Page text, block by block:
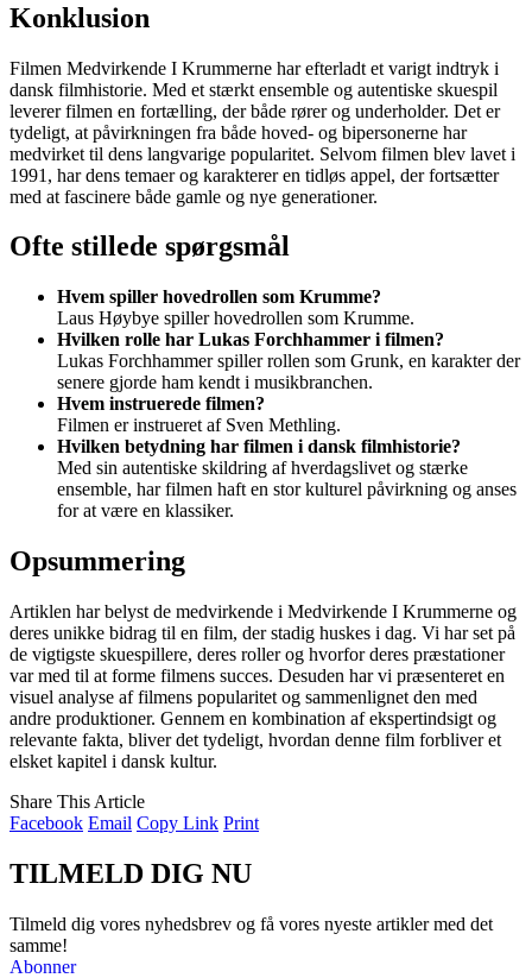
Konklusion
Filmen Medvirkende I Krummerne har efterladt et varigt indtryk i
dansk filmhistorie. Med et stærkt ensemble og autentiske skuespil
leverer filmen en fortælling, der både rører og underholder. Det er
tydeligt, at påvirkningen fra både hoved- og bipersonerne har
medvirket til dens langvarige popularitet. Selvom filmen blev lavet i
1991, har dens temaer og karakterer en tidløs appel, der fortsætter
med at fascinere både gamle og nye generationer.
Ofte stillede spørgsmål
Hvem spiller hovedrollen som Krumme?
Laus Høybye spiller hovedrollen som Krumme.
Hvilken rolle har Lukas Forchhammer i filmen?
Lukas Forchhammer spiller rollen som Grunk, en karakter der
senere gjorde ham kendt i musikbranchen.
Hvem instruerede filmen?
Filmen er instrueret af Sven Methling.
Hvilken betydning har filmen i dansk filmhistorie?
Med sin autentiske skildring af hverdagslivet og stærke
ensemble, har filmen haft en stor kulturel påvirkning og anses
for at være en klassiker.
Opsummering
Artiklen har belyst de medvirkende i Medvirkende I Krummerne og
deres unikke bidrag til en film, der stadig huskes i dag. Vi har set på
de vigtigste skuespillere, deres roller og hvorfor deres præstationer
var med til at forme filmens succes. Desuden har vi præsenteret en
visuel analyse af filmens popularitet og sammenlignet den med
andre produktioner. Gennem en kombination af ekspertindsigt og
relevante fakta, bliver det tydeligt, hvordan denne film forbliver et
elsket kapitel i dansk kultur.
Share This Article
Facebook Email Copy Link Print
TILMELD DIG NU
Tilmeld dig vores nyhedsbrev og få vores nyeste artikler med det
samme!
Abonner